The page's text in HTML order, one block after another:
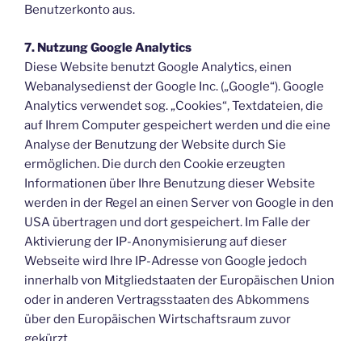
Benutzerkonto aus.
7. Nutzung Google Analytics
Diese Website benutzt Google Analytics, einen
Webanalysedienst der Google Inc. („Google“). Google
Analytics verwendet sog. „Cookies“, Textdateien, die
auf Ihrem Computer gespeichert werden und die eine
Analyse der Benutzung der Website durch Sie
ermöglichen. Die durch den Cookie erzeugten
Informationen über Ihre Benutzung dieser Website
werden in der Regel an einen Server von Google in den
USA übertragen und dort gespeichert. Im Falle der
Aktivierung der IP-Anonymisierung auf dieser
Webseite wird Ihre IP-Adresse von Google jedoch
innerhalb von Mitgliedstaaten der Europäischen Union
oder in anderen Vertragsstaaten des Abkommens
über den Europäischen Wirtschaftsraum zuvor